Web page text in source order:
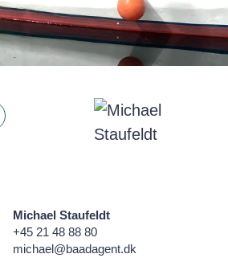
Michael Staufeldt
+45 21 48 88 80
michael@baadagent.dk